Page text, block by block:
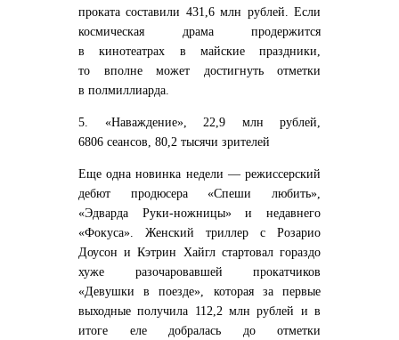
проката составили 431,6 млн рублей. Если
космическая драма продержится
в кинотеатрах в майские праздники,
то вполне может достигнуть отметки
в полмиллиарда.
5. «Наваждение», 22,9 млн рублей,
6806 сеансов, 80,2 тысячи зрителей
Еще одна новинка недели — режиссерский
дебют продюсера «Спеши любить»,
«Эдварда Руки-ножницы» и недавнего
«Фокуса». Женский триллер с Розарио
Доусон и Кэтрин Хайгл стартовал гораздо
хуже разочаровавшей прокатчиков
«Девушки в поезде», которая за первые
выходные получила 112,2 млн рублей и в
итоге еле добралась до отметки